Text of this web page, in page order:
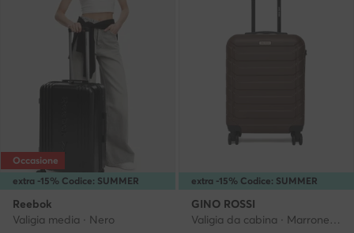
extra -15% Codice: SUMMER
Occasione
Reebok
Valigia media · Nero
extra -15% Codice: SUMMER
GINO ROSSI
Valigia da cabina · Marrone scuro